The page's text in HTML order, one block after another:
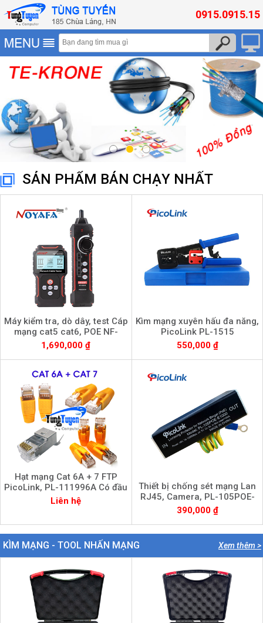
0915.0915.15
SẢN PHẨM BÁN CHẠY NHẤT
Máy kiểm tra, dò dây, test Cáp
mạng cat5 cat6, POE NF-
8209S chính hãng
1,690,000 ₫
Kìm mạng xuyên hấu đa năng,
PicoLink PL-1515
550,000 ₫
Hạt mạng Cat 6A + 7 FTP
PicoLink, PL-111996A Có đầu
chụp Cat6A
Liên hệ
Thiết bị chống sét mạng Lan
RJ45, Camera, PL-105POE-
E1000
390,000 ₫
Xem thêm >
KÌM MẠNG - TOOL NHẤN MẠNG